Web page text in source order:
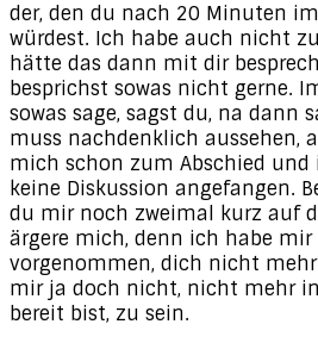
der, den du nach 20 Minuten
würdest. Ich habe auch nicht
hätte das dann mit dir
besprichst sowas nicht gerne.
sowas sage, sagst du, na dann
muss nachdenklich aussehen,
mich schon zum Abschied und
keine Diskussion angefangen.
du mir noch zweimal kurz auf
ärgere mich, denn ich habe
vorgenommen, dich nicht
mir ja doch nicht, nicht mehr
bereit bist, zu sein.